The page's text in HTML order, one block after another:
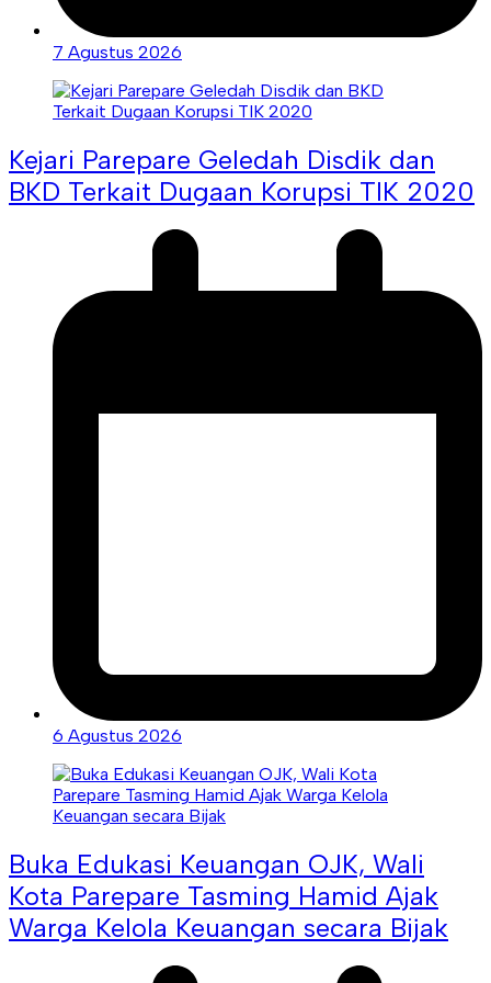
7 Agustus 2026
Kejari Parepare Geledah Disdik dan
BKD Terkait Dugaan Korupsi TIK 2020
6 Agustus 2026
Buka Edukasi Keuangan OJK, Wali
Kota Parepare Tasming Hamid Ajak
Warga Kelola Keuangan secara Bijak